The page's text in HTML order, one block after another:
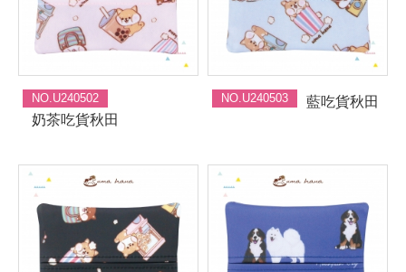
NO.U240502
奶茶吃貨秋田
NO.U240503 藍吃貨秋田